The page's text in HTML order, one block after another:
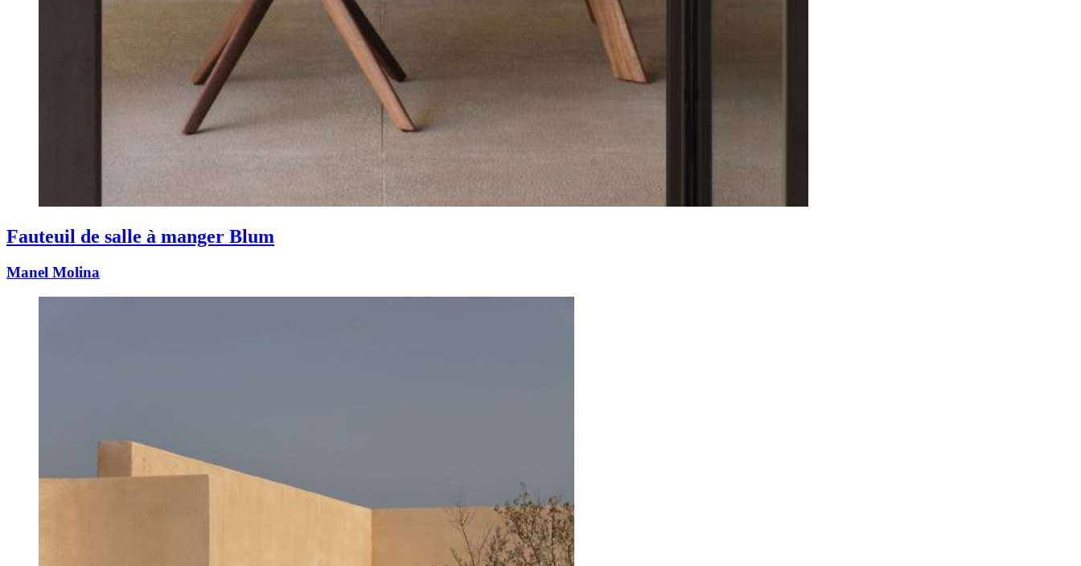
Fauteuil de salle à manger Blum
Manel Molina